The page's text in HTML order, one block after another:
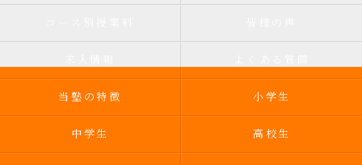
当塾の特徴 小学生
中学生 高校生